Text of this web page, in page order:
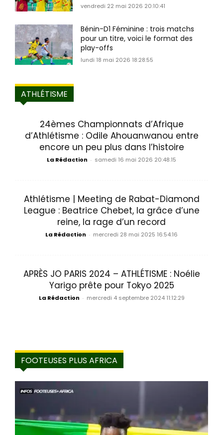
vendredi 22 mai 2026 20:10:41
Bénin-D1 Féminine : trois matchs
pour un titre, voici le format des
play-offs
lundi 18 mai 2026 18:28:55
ATHLÉTISME
24èmes Championnats d’Afrique
d’Athlétisme : Odile Ahouanwanou entre
encore un peu plus dans l’histoire
La Rédaction - samedi 16 mai 2026 20:48:15
Athlétisme | Meeting de Rabat-Diamond
League : Beatrice Chebet, la grâce d’une
reine, la rage d’un record
La Rédaction - mercredi 28 mai 2025 16:54:16
APRÈS JO PARIS 2024 – ATHLÉTISME : Noélie
Yarigo prête pour Tokyo 2025
La Rédaction - mercredi 4 septembre 2024 11:12:29
FOOTEUSES PLUS AFRICA